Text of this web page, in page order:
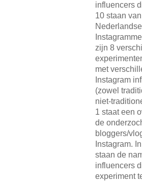
influencers
10 staan van
Nederlandse
zijn 8
met
Instagram
(zowel
niet-
1 staat een
de
bloggers/
Instagram.
staan de
influencers
experiment